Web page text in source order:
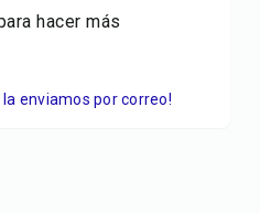
hacer más
la enviamos por correo!